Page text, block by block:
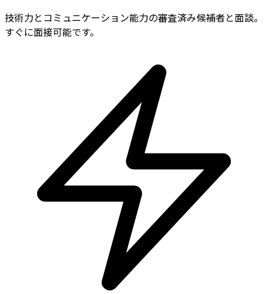
技術力とコミュニケーション能力の審査済み候補者と面談。
すぐに面接可能です。